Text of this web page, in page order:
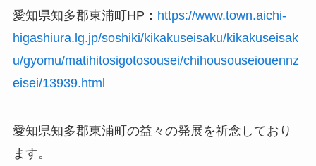
愛知県知多郡東浦町HP： https://www.town.aichi-
higashiura.lg.jp/soshiki/kikakuseisaku/kikakuseisak
u/gyomu/matihitosigotosousei/chihousouseiouennz
eisei/13939.html
愛知県知多郡東浦町の益々の発展を祈念しており
ます。